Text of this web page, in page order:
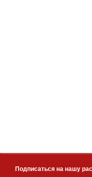
Подписаться на нашу